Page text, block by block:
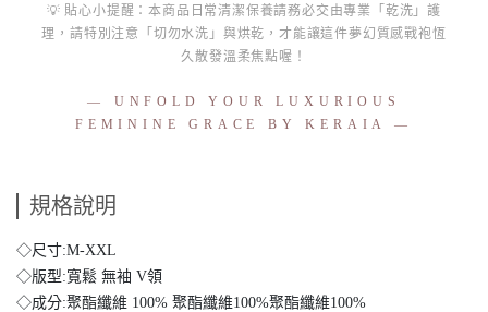
💡 貼心小提醒：本商品日常清潔保養請務必交由專業「乾洗」護
理，請特別注意「切勿水洗」與烘乾，才能讓這件夢幻質感戰袍恆
久散發溫柔焦點喔！
— UNFOLD YOUR LUXURIOUS
FEMININE GRACE BY KERAIA —
規格說明
◇尺寸:M-XXL
◇版型:寬鬆 無袖 V領
◇成分:聚酯纖維 100% 聚酯纖維100%聚酯纖維100%